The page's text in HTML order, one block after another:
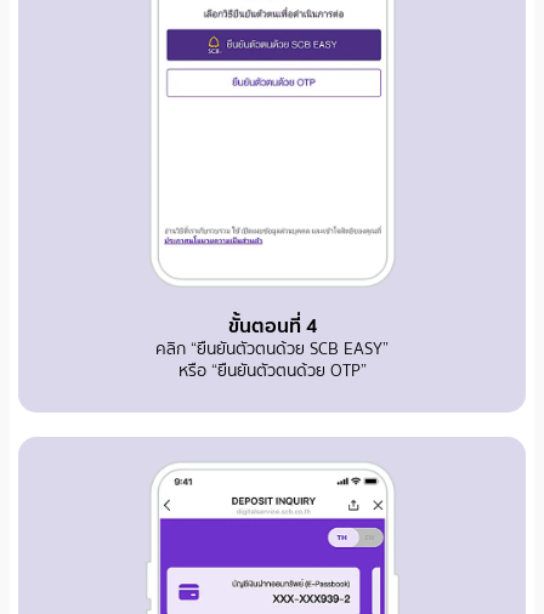
ขั้นตอนที่ 4
คลิก “ยืนยันตัวตนด้วย SCB EASY”
หรือ “ยืนยันตัวตนด้วย OTP”